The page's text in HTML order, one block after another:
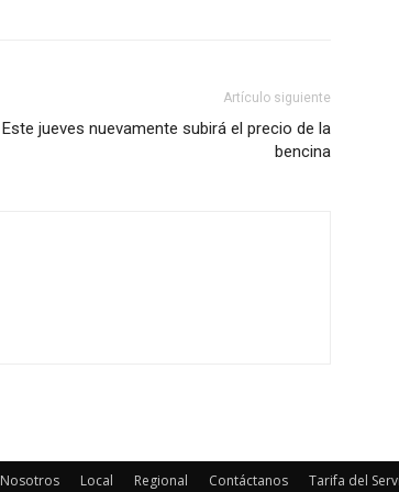
Artículo siguiente
Este jueves nuevamente subirá el precio de la
bencina
Nosotros Local Regional Contáctanos Tarifa del